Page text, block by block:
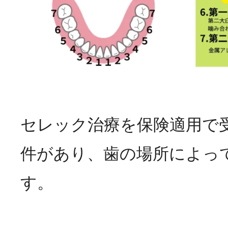
セレック治療を保険適用で
件があり、歯の場所によっ
す。